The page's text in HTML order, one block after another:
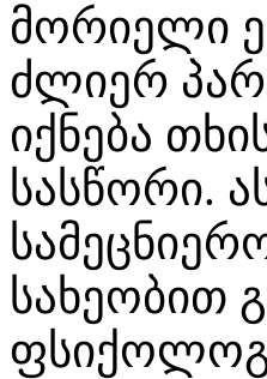
მორიელი
ძლიერ
იქნება
სასწორი.
სახეობით